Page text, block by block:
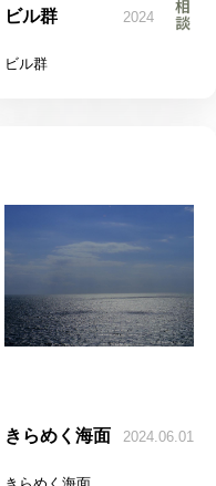
ビル群 2024.06.01
ビル群
きらめく海面 2024.06.01